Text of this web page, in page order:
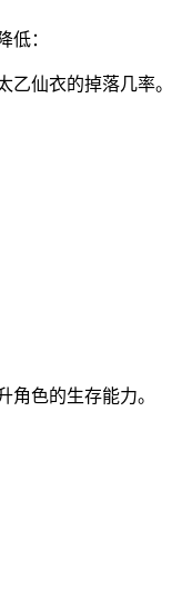
低：
仙衣的掉落几率。
色的生存能力。